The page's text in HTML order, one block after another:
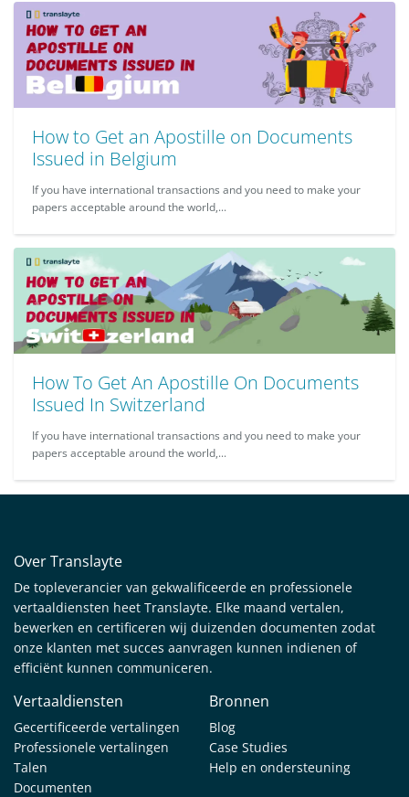
How to Get an Apostille on Documents
Issued in Belgium
If you have international transactions and you need to make your
papers acceptable around the world,...
How To Get An Apostille On Documents
Issued In Switzerland
If you have international transactions and you need to make your
papers acceptable around the world,...
Over Translayte
De topleverancier van gekwalificeerde en professionele
vertaaldiensten heet Translayte. Elke maand vertalen,
bewerken en certificeren wij duizenden documenten zodat
onze klanten met succes aanvragen kunnen indienen of
efficiënt kunnen communiceren.
Vertaaldiensten
Gecertificeerde vertalingen
Professionele vertalingen
Talen
Documenten
Bronnen
Blog
Case Studies
Help en ondersteuning